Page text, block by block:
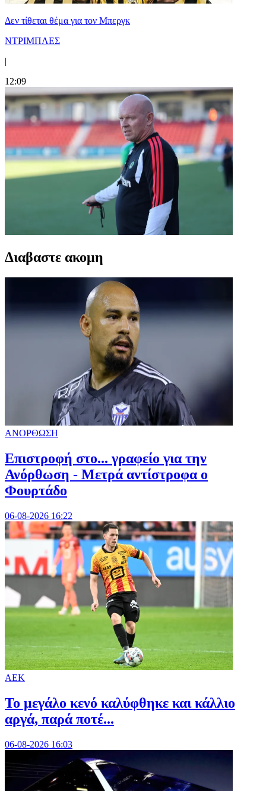
Δεν τίθεται θέμα για τον Μπεργκ
ΝΤΡΙΜΠΛΕΣ
|
12:09
Διαβαστε ακομη
ΑΝΟΡΘΩΣΗ
Επιστροφή στο... γραφείο για την
Ανόρθωση - Μετρά αντίστροφα ο
Φουρτάδο
06-08-2026 16:22
ΑΕΚ
Το μεγάλο κενό καλύφθηκε και κάλλιο
αργά, παρά ποτέ...
06-08-2026 16:03